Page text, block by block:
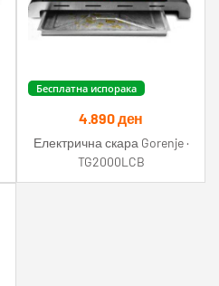
Бесплатна испорака
4.890ден
Електрична скара Gorenje ·
TG2000LCB